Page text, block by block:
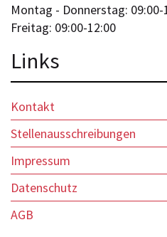
Montag - Donnerstag: 09:00-
Freitag: 09:00-12:00
Links
Kontakt
Stellenausschreibungen
Impressum
Datenschutz
AGB